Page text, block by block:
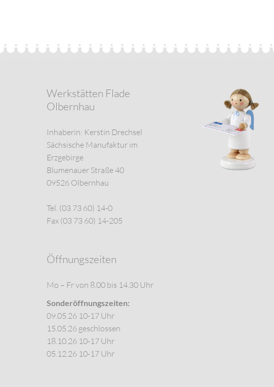
Werkstätten Flade
Olbernhau
Inhaberin: Kerstin Drechsel
Sächsische Manufaktur im
Erzgebirge
Blumenauer Straße 40
09526 Olbernhau
Tel. (03 73 60) 14-0
Fax (03 73 60) 14-205
Öffnungszeiten
Mo – Fr von 8.00 bis 14.30 Uhr
Sonderöffnungszeiten:
09.05.26 10-17 Uhr
15.05.26 geschlossen
18.10.26 10-17 Uhr
05.12.26 10-17 Uhr